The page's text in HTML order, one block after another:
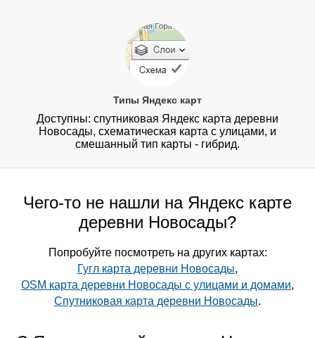
Типы Яндекс карт
Доступны: спутниковая Яндекс карта деревни
Новосады, схематическая карта с улицами, и
смешанный тип карты - гибрид.
Чего-то не нашли на Яндекс карте
деревни Новосады?
Попробуйте посмотреть на других картах:
Гугл карта деревни Новосады,
OSM карта деревни Новосады с улицами и домами,
Спутниковая карта деревни Новосады.